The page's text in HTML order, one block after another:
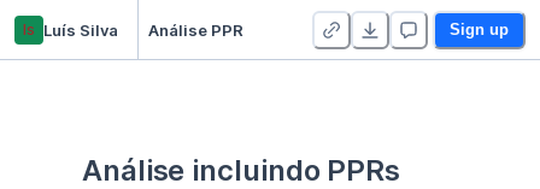
ls Luís Silva Análise PPR Sign up
Análise incluindo PPRs